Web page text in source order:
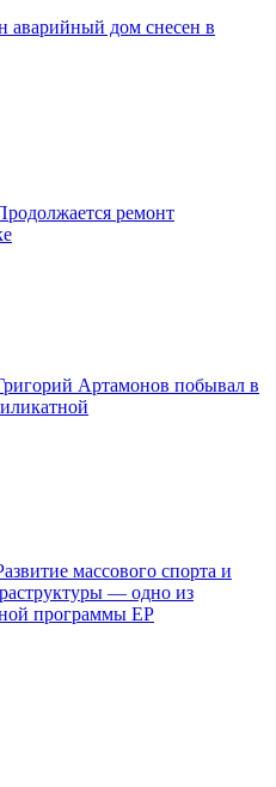
аварийный дом снесен в
ремонт
Артамонов побывал в
массового спорта и
— одно из
программы ЕР